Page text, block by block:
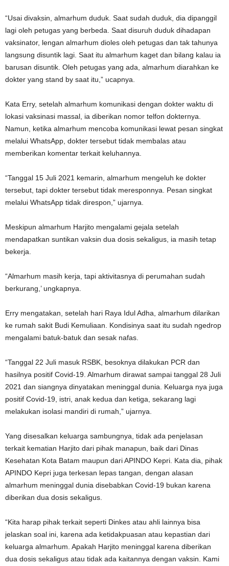
“Usai divaksin, almarhum duduk. Saat sudah duduk, dia dipanggil
lagi oleh petugas yang berbeda. Saat disuruh duduk dihadapan
vaksinator, lengan almarhum dioles oleh petugas dan tak tahunya
langsung disuntik lagi. Saat itu almarhum kaget dan bilang kalau ia
barusan disuntik. Oleh petugas yang ada, almarhum diarahkan ke
dokter yang stand by saat itu,” ucapnya.
Kata Erry, setelah almarhum komunikasi dengan dokter waktu di
lokasi vaksinasi massal, ia diberikan nomor telfon dokternya.
Namun, ketika almarhum mencoba komunikasi lewat pesan singkat
melalui WhatsApp, dokter tersebut tidak membalas atau
memberikan komentar terkait keluhannya.
“Tanggal 15 Juli 2021 kemarin, almarhum mengeluh ke dokter
tersebut, tapi dokter tersebut tidak meresponnya. Pesan singkat
melalui WhatsApp tidak direspon,” ujarnya.
Meskipun almarhum Harjito mengalami gejala setelah
mendapatkan suntikan vaksin dua dosis sekaligus, ia masih tetap
bekerja.
“Almarhum masih kerja, tapi aktivitasnya di perumahan sudah
berkurang,’ ungkapnya.
Erry mengatakan, setelah hari Raya Idul Adha, almarhum dilarikan
ke rumah sakit Budi Kemuliaan. Kondisinya saat itu sudah ngedrop
mengalami batuk-batuk dan sesak nafas.
“Tanggal 22 Juli masuk RSBK, besoknya dilakukan PCR dan
hasilnya positif Covid-19. Almarhum dirawat sampai tanggal 28 Juli
2021 dan siangnya dinyatakan meninggal dunia. Keluarga nya juga
positif Covid-19, istri, anak kedua dan ketiga, sekarang lagi
melakukan isolasi mandiri di rumah,” ujarnya.
Yang disesalkan keluarga sambungnya, tidak ada penjelasan
terkait kematian Harjito dari pihak manapun, baik dari Dinas
Kesehatan Kota Batam maupun dari APINDO Kepri. Kata dia, pihak
APINDO Kepri juga terkesan lepas tangan, dengan alasan
almarhum meninggal dunia disebabkan Covid-19 bukan karena
diberikan dua dosis sekaligus.
“Kita harap pihak terkait seperti Dinkes atau ahli lainnya bisa
jelaskan soal ini, karena ada ketidakpuasan atau kepastian dari
keluarga almarhum. Apakah Harjito meninggal karena diberikan
dua dosis sekaligus atau tidak ada kaitannya dengan vaksin. Kami